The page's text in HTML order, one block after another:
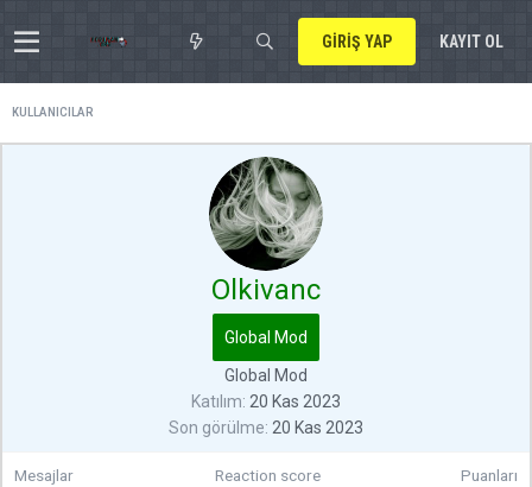
GIRIŞ YAP KAYIT OL
KULLANICILAR
Olkivanc
Global Mod
Global Mod
Katılım 20 Kas 2023
Son görülme 20 Kas 2023
Mesajlar Reaction score Puanları